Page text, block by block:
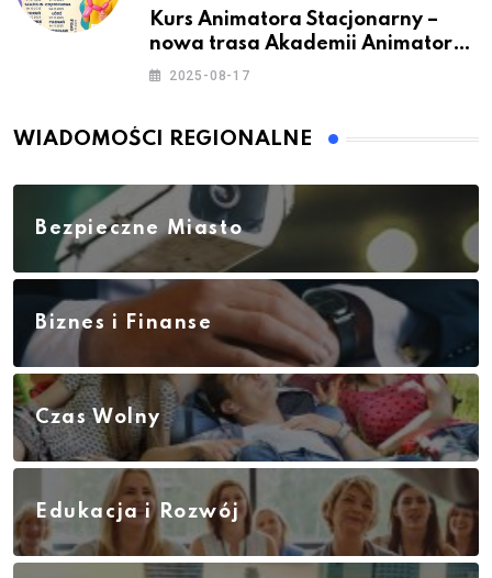
Kurs Animatora Stacjonarny –
nowa trasa Akademii Animatora
– jesień 2025
2025-08-17
WIADOMOŚCI REGIONALNE
Bezpieczne Miasto
Biznes i Finanse
Czas Wolny
Edukacja i Rozwój